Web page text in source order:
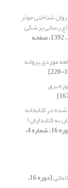
شناختی موثر
رسانی پزشکی
[دوره 16، شماره 1، 1392، صفحه
موردی پروانه
برق
در کتابخانه
به کتابداران (
[دوره 16، شماره 4،
[دوره 16،